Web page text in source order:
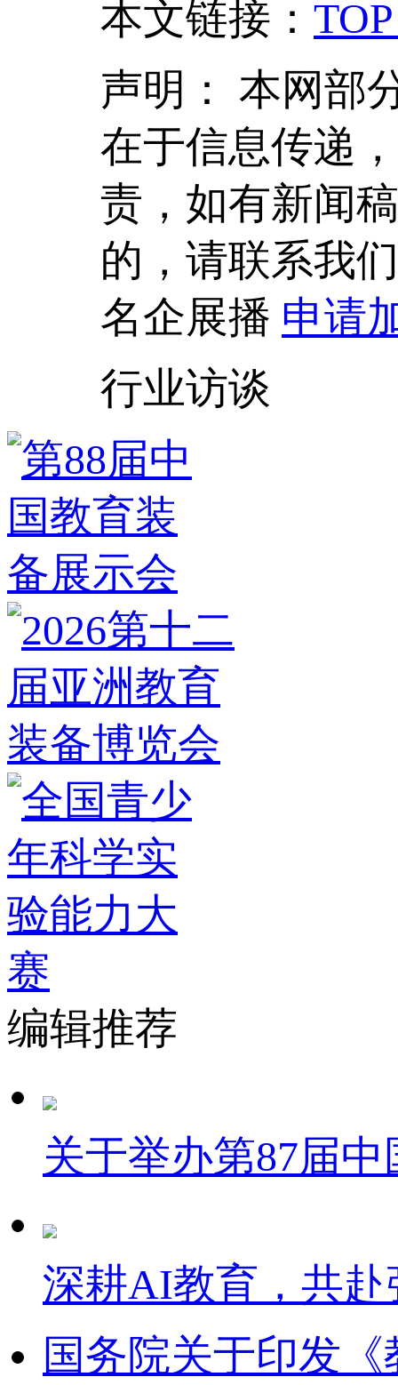
本文链接 ：
声明： 本网部
在于信息传递
责，如有新闻
的，请联系我
名企展播 申请
行业访谈
编辑推荐
关于举办第87届
深耕AI教育，共
国务院关于印发